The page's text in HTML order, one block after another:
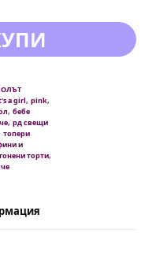
a girl, pink,
, бебе
, рд свещи
топери
и
торти,